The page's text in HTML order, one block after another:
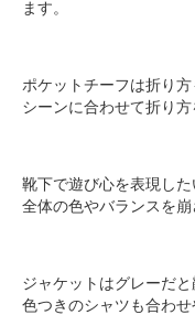
ます。
ポケットチーフは折り方
シーンに合わせて折り方
靴下で遊び心を表現した
全体の色やバランスを崩
ジャケットはグレーだと
色つきのシャツも合わせ